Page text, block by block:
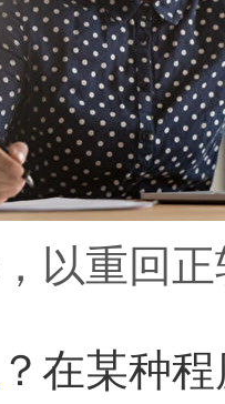
以重回
？在某种